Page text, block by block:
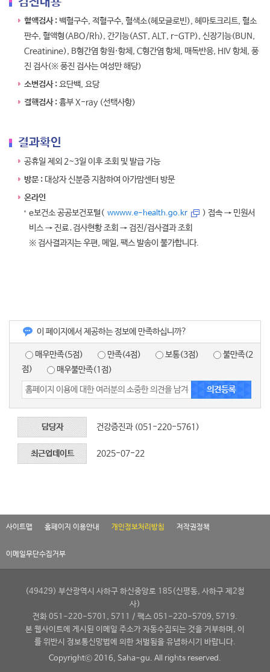
혈액검사 : 백혈구수, 적혈구수, 혈색소(헤모글로빈), 헤마토크리트, 혈소
판수, 혈액형(ABO/Rh), 간기능(AST, ALT, r-GTP), 신장기능(BUN,
Creatinine), B형간염 항원·항체, C형간염 항체, 매독반응, HIV 항체, 풍
진 검사(※ 풍진 검사는 여성만 해당)
소변검사 :요단백, 요당
결핵검사 :흉부 X-ray (선택사항)
결과확인
공휴일 제외 2~3일 이후 조회 및 발급 가능
방문 : 대상자 신분증 지참하여 아가맘센터 방문
온라인
e보건소 공공보건포털( wwww.e-health.go.kr
) 접속 → 민원서
비스 → 진료․검사현황 조회 → 검진/검사결과 조회
※ 검사결과지는 우편, 메일, 팩스 발송이 불가합니다.
이 페이지에서 제공하는 정보에 만족하십니까?
매우만족(5점) 만족(4점) 보통(3점)
점)
매우불만족(1점)
담당자 건강증진과 (051-220-5761)
최근업데이트 2025-07-22
사이트맵 홈페이지 이용안내 개인정보처리방침 저작권정책
이메일무단수집거부
(49429) 부산광역시 사하구 하신중앙로 185(신평동, 사하구 제2청
사)
전화 051-220-5701, 5711 / 팩스 051-220-5709, 5719.
본 웹사이트에 게시된 이메일 주소가 자동수집되는 것을 거부하며, 이
를 위반시 정보통신망법에 의한 처벌됨을 유념하시기 바랍니다.
Copyrightⓒ 2016, Saha-gu. All rights reserved.